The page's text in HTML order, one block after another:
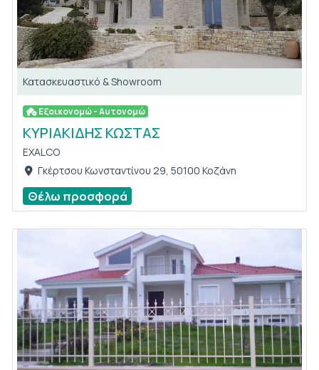
Κατασκευαστικό & Showroom
Εξοικονομώ - Αυτονομώ
ΚΥΡΙΑΚΙΔΗΣ ΚΩΣΤΑΣ
EXALCO
Γκέρτσου Κωνσταντίνου 29, 50100 Κοζάνη
Θέλω προσφορά